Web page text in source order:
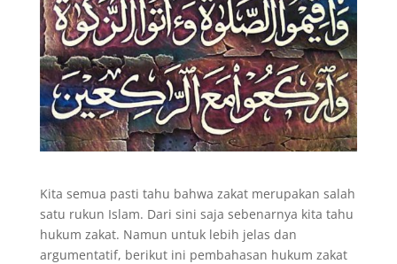
Kita semua pasti tahu bahwa zakat merupakan salah
satu rukun Islam. Dari sini saja sebenarnya kita tahu
hukum zakat. Namun untuk lebih jelas dan
argumentatif, berikut ini pembahasan hukum zakat